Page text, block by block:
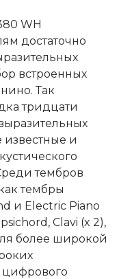
WH
достаточно
встроенных
Так
тридцати
известные и
тембров
тембры
и Electric Piano
Clavi (x 2),
более широкой
цифрового